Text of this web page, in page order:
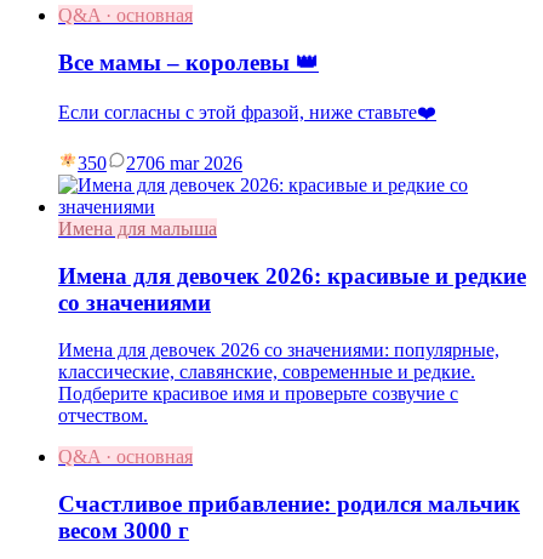
Q&A · основная
Все мамы – королевы 👑
Если согласны с этой фразой, ниже ставьте❤️
350 2706 mar 2026
Имена для малыша
Имена для девочек 2026: красивые и редкие
со значениями
Имена для девочек 2026 со значениями: популярные,
классические, славянские, современные и редкие.
Подберите красивое имя и проверьте созвучие с
отчеством.
Q&A · основная
Счастливое прибавление: родился мальчик
весом 3000 г